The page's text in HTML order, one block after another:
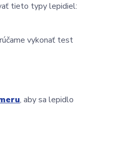
tieto typy lepidiel:
vykonať test
, aby sa lepidlo